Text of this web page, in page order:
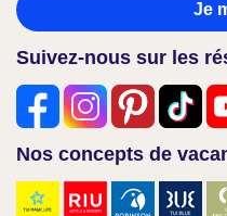
Je
Suivez-nous sur les
Nos concepts de